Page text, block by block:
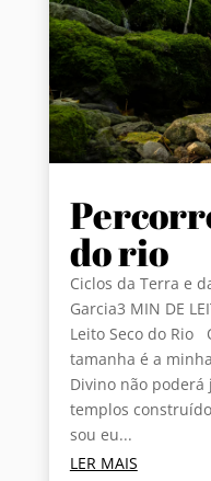
do rio
Ciclos da Terra e
Garcia3 MIN DE
Leito Seco do Rio
tamanha é a
Divino não
templos
sou eu...
LER MAIS